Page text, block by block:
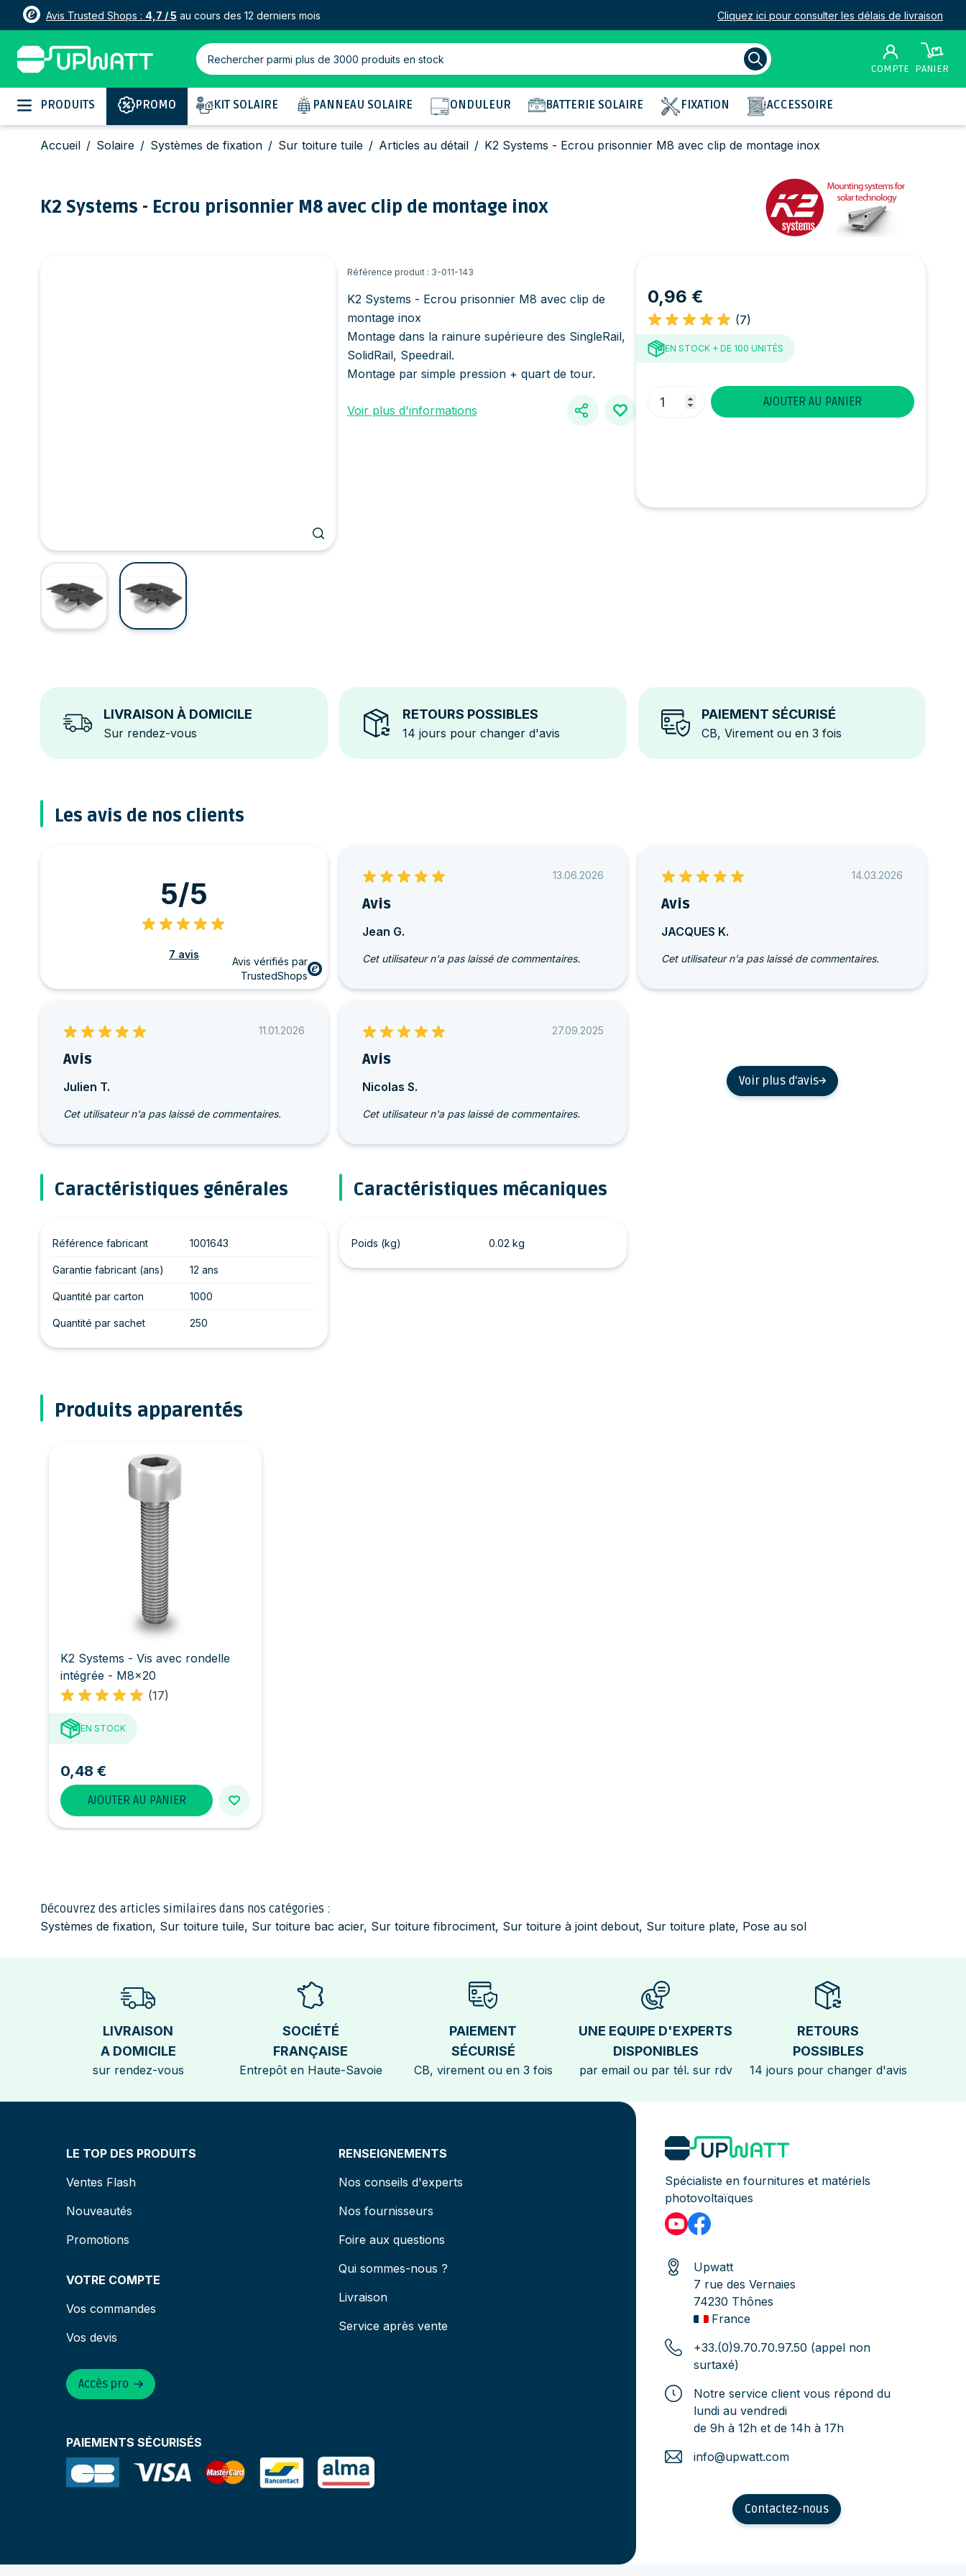
Avis Trusted Shops : 4,7 / 5 au cours des 12 derniers mois Cliquez ici pour consulter les délais de livraison
Rechercher parmi plus de 3000 produits en stock
COMPTE PANIER
Allez au contenu
PRODUITS PROMO KIT SOLAIRE PANNEAU SOLAIRE ONDULEUR BATTERIE SOLAIRE FIXATION ACCESSOIRE
Accueil / Solaire / Systèmes de fixation / Sur toiture tuile / Articles au détail / K2 Systems - Ecrou prisonnier M8 avec clip de montage inox
K2 Systems - Ecrou prisonnier M8 avec clip de montage inox
Référence produit : 3-011-143
K2 Systems - Ecrou prisonnier M8 avec clip de
montage inox
Montage dans la rainure supérieure des SingleRail,
SolidRail, Speedrail.
Montage par simple pression + quart de tour.
Voir plus d'informations
0,96 €
(7)
EN STOCK + DE 100 UNITÉS
Quantité
AJOUTER AU PANIER
LIVRAISON À DOMICILE
Sur rendez-vous
RETOURS POSSIBLES
14 jours pour changer d'avis
PAIEMENT SÉCURISÉ
CB, Virement ou en 3 fois
Les avis de nos clients
5/5
7 avis
Avis vérifiés par
TrustedShops
13.06.2026
Avis
Jean G.
Cet utilisateur n'a pas laissé de commentaires.
14.03.2026
Avis
JACQUES K.
Cet utilisateur n'a pas laissé de commentaires.
11.01.2026
Avis
Julien T.
Cet utilisateur n'a pas laissé de commentaires.
27.09.2025
Avis
Nicolas S.
Cet utilisateur n'a pas laissé de commentaires.
Voir plus d'avis
Caractéristiques générales
Référence fabricant 1001643
Garantie fabricant (ans) 12 ans
Quantité par carton 1000
Quantité par sachet 250
Caractéristiques mécaniques
Poids (kg) 0.02 kg
Produits apparentés
K2 Systems - Vis avec rondelle
intégrée - M8x20
(17)
EN STOCK
0,48 €
AJOUTER AU PANIER
Découvrez des articles similaires dans nos catégories :
Systèmes de fixation, Sur toiture tuile, Sur toiture bac acier, Sur toiture fibrociment, Sur toiture à joint debout, Sur toiture plate, Pose au sol
LIVRAISON
A DOMICILE
sur rendez-vous
SOCIÉTÉ
FRANÇAISE
Entrepôt en Haute-Savoie
PAIEMENT
SÉCURISÉ
CB, virement ou en 3 fois
UNE EQUIPE D'EXPERTS
DISPONIBLES
par email ou par tél. sur rdv
RETOURS
POSSIBLES
14 jours pour changer d'avis
LE TOP DES PRODUITS
Ventes Flash
Nouveautés
Promotions
VOTRE COMPTE
Vos commandes
Vos devis
RENSEIGNEMENTS
Nos conseils d'experts
Nos fournisseurs
Foire aux questions
Qui sommes-nous ?
Livraison
Service après vente
Accès pro
PAIEMENTS SÉCURISÉS
Spécialiste en fournitures et matériels
photovoltaïques
Upwatt
7 rue des Vernaies
74230 Thônes
France
+33.(0)9.70.70.97.50 (appel non
surtaxé)
Notre service client vous répond du
lundi au vendredi
de 9h à 12h et de 14h à 17h
info@upwatt.com
Contactez-nous